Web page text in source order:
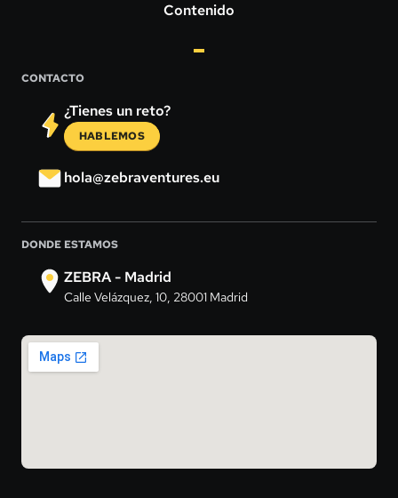
Contenido
CONTACTO
¿Tienes un reto?
HABLEMOS
hola@zebraventures.eu
DONDE ESTAMOS
ZEBRA - Madrid
Calle Velázquez, 10, 28001 Madrid